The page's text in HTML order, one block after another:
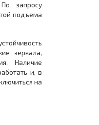
запросу
подъема
зеркала,
Наличие
и, в
на